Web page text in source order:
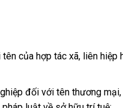
của hợp tác xã, liên hiệp
đối với tên thương mại,